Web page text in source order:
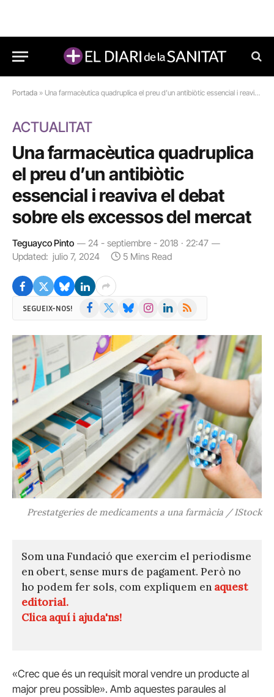
Portada » Una farmacèutica quadruplica el preu d’un antibiòtic essencial i reaviva el debat sobre els excessos del mercat
ACTUALITAT
Una farmacèutica quadruplica
el preu d’un antibiòtic
essencial i reaviva el debat
sobre els excessos del mercat
Teguayco Pinto
24 - septiembre - 2018 · 22:47
Updated: julio 7, 2024 5 Mins Read
SEGUEIX-NOS! Facebook BlueskyInstagramLinkedIn
RSS
Prestatgeries de medicaments a una farmàcia / IStock
Som una Fundació que exercim el periodisme
en obert, sense murs de pagament. Però no
ho podem fer sols, com expliquem en aquest
editorial.
Clica aquí i ajuda'ns!
«Crec que és un requisit moral vendre un producte al
major preu possible». Amb aquestes paraules al